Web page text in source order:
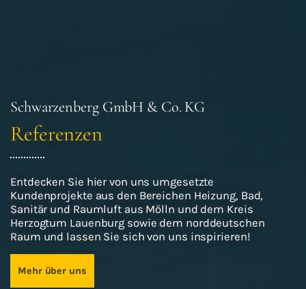
Schwarzenberg GmbH & Co. KG
Referenzen
Entdecken Sie hier von uns umgesetzte
Kundenprojekte aus den Bereichen Heizung, Bad,
Sanitär und Raumluft aus Mölln und dem Kreis
Herzogtum Lauenburg sowie dem norddeutschen
Raum und lassen Sie sich von uns inspirieren!
Mehr über uns